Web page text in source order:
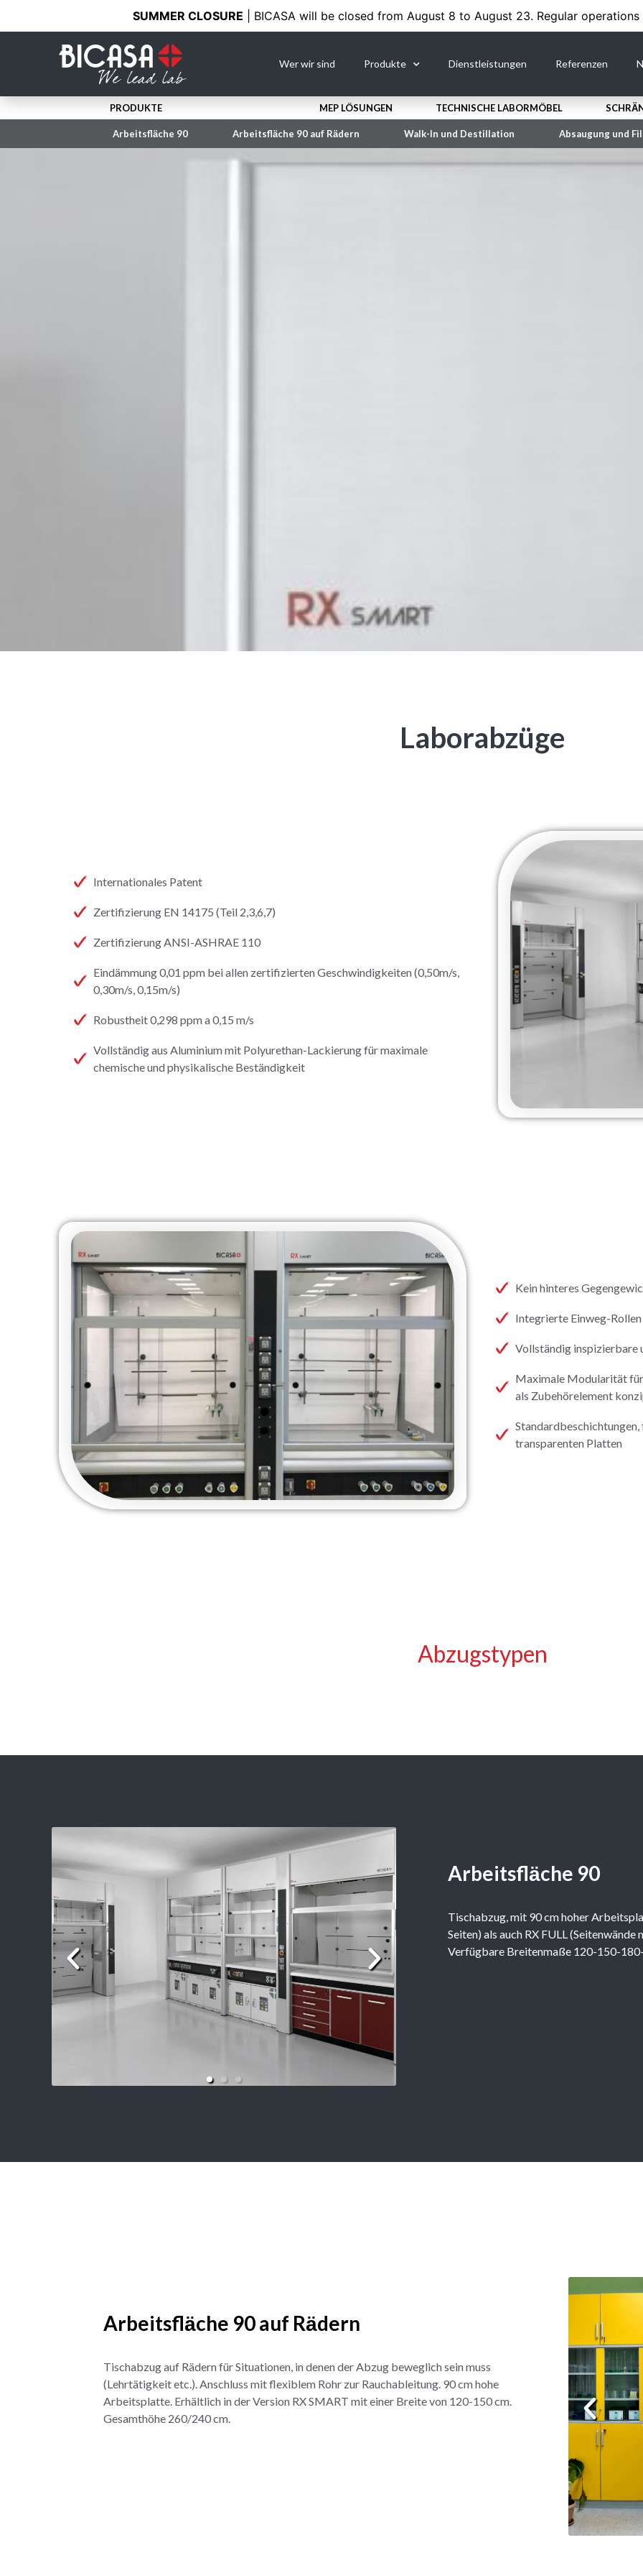
SUMMER CLOSURE | BICASA will be closed from August 8 to August 23. Regular
Wer wir sind Produkte Dienstleistungen Referenzen
PRODUKTE MEP LÖSUNGEN TECHNISCHE LABORMÖBEL
Arbeitsflӓche 90 Arbeitsflӓche 90 auf Rӓdern Walk-In und Destillation Absaugung und
Laborabzüge
Internationales Patent
Zertifizierung EN 14175 (Teil 2,3,6,7)
Zertifizierung ANSI-ASHRAE 110
Eindämmung 0,01 ppm bei allen zertifizierten Geschwindigkeiten (0,50m/s,
0,30m/s, 0,15m/s)
Robustheit 0,298 ppm a 0,15 m/s
Vollständig aus Aluminium mit Polyurethan-Lackierung für maximale
chemische und physikalische Beständigkeit
Kein hinteres
Integrierte Einweg-Rollen
Vollständig inspizierbare
Maximale Modularität
als Zubehörelement
transparenten Platten
Abzugstypen
Arbeitsflӓche 90
Tischabzug, mit 90 cm hoher
Seiten) als auch RX FULL
Verfügbare Breitenmaße 120-150-
Arbeitsflӓche 90 auf Rӓdern
Tischabzug auf Rädern für Situationen, in denen der Abzug beweglich sein muss
(Lehrtätigkeit etc.). Anschluss mit flexiblem Rohr zur Rauchableitung. 90 cm hohe
Arbeitsplatte. Erhältlich in der Version RX SMART mit einer Breite von 120-150 cm.
Gesamthöhe 260/240 cm.